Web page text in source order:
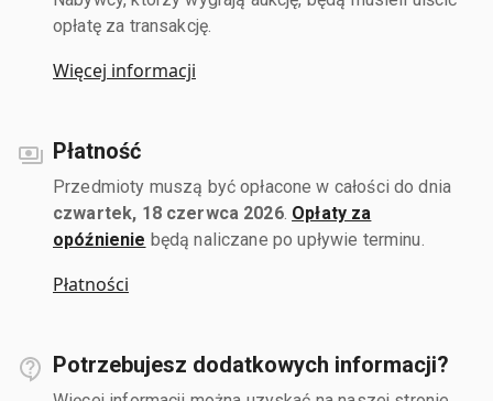
opłatę za transakcję.
Więcej informacji
Płatność
Przedmioty muszą być opłacone w całości do dnia
czwartek, 18 czerwca 2026. Opłaty za
opóźnienie będą naliczane po upływie terminu.
Płatności
Potrzebujesz dodatkowych informacji?